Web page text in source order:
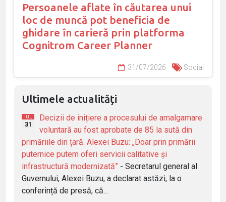
Persoanele aflate în căutarea unui
loc de muncă pot beneficia de
ghidare în carieră prin platforma
Cognitrom Career Planner
31/07/2026 Social
Ultimele actualități
IUL
31
Decizii de inițiere a procesului de amalgamare
voluntară au fost aprobate de 85 la sută din
primăriile din țară. Alexei Buzu: „Doar prin primării
puternice putem oferi servicii calitative și
infrastructură modernizată” - Secretarul general al
Guvernului, Alexei Buzu, a declarat astăzi, la o
conferință de presă, că...